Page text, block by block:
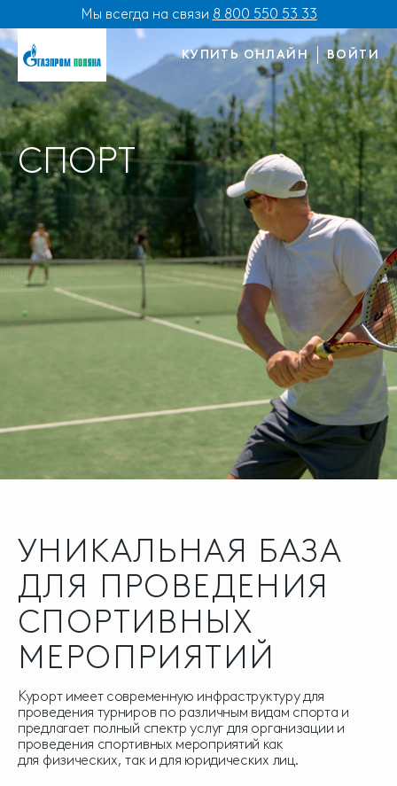
Мы всегда на связи 8 800 550 53 33
КУПИТЬ ОНЛАЙН ВОЙТИ
СПОРТ
УНИКАЛЬНАЯ БАЗА
ДЛЯ ПРОВЕДЕНИЯ
СПОРТИВНЫХ
МЕРОПРИЯТИЙ
Курорт имеет современную инфраструктуру для
проведения турниров по различным видам спорта и
предлагает полный спектр услуг для организации и
проведения спортивных мероприятий как
для физических, так и для юридических лиц.